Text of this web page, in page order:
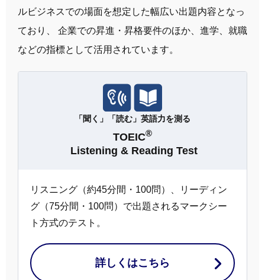
ルビジネスでの場面を想定した幅広い出題内容となっ
ており、 企業での昇進・昇格要件のほか、進学、就職
などの指標として活用されています。
「聞く」「読む」英語力を測る
TOEIC®
Listening & Reading Test
リスニング（約45分間・100問）、リーディン
グ（75分間・100問）で出題されるマークシー
ト方式のテスト。
詳しくはこちら